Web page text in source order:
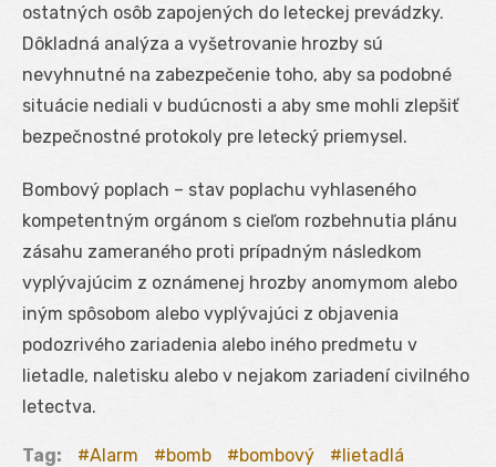
ostatných osôb zapojených do leteckej prevádzky.
Dôkladná analýza a vyšetrovanie hrozby sú
nevyhnutné na zabezpečenie toho, aby sa podobné
situácie nediali v budúcnosti a aby sme mohli zlepšiť
bezpečnostné protokoly pre letecký priemysel.
Bombový poplach – stav poplachu vyhlaseného
kompetentným orgánom s cieľom rozbehnutia plánu
zásahu zameraného proti prípadným následkom
vyplývajúcim z oznámenej hrozby anomymom alebo
iným spôsobom alebo vyplývajúci z objavenia
podozrivého zariadenia alebo iného predmetu v
lietadle, naletisku alebo v nejakom zariadení civilného
letectva.
Tag: Alarm bomb bombový
lietadlá